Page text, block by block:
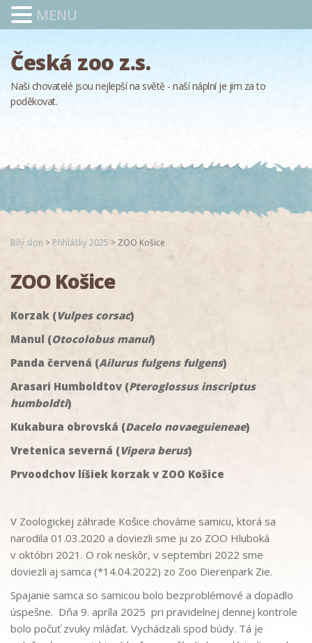
Česká zoo z.s.
Naši chovatelé jsou nejlepší na světě - naší náplní je jim za to
poděkovat.
Bílý slon > Přihlášky 2025 > ZOO Košice
ZOO Košice
Korzak (Vulpes corsac)
Manul (Otocolobus manul)
Panda červená (Ailurus fulgens fulgens)
Arasari Humboldtov (Pteroglossus inscriptus
humboldti)
Kukabura obrovská (Dacelo novaeguieneae)
Vretenica severná (Vipera berus)
Prvoodchov líšiek korzak v ZOO Košice
V Zoologickej záhrade Košice chováme samicu, ktorá sa
narodila 01.03.2020 a doviezli sme ju zo ZOO Hluboká
v októbri 2021. O rok neskôr, v septembri 2022 sme
doviezli aj samca (*14.04.2022) zo Zoo Dierenpark Zie.
Spajanie samca so samicou bolo bezproblémové a dopadlo
úspešne. Dňa 9. apríla 2025 pri pravidelnej dennej kontrole
bolo počuť zvuky mláďat. Vychádzali spod búdy. Tá je
MENU